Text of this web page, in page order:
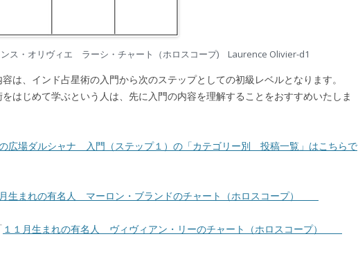
ンス・オリヴィエ ラーシ・チャート（ホロスコープ) Laurence Olivier-d1
は、インド占星術の入門から次のステップとしての初級レベルとなります。
じめて学ぶという人は、先に入門の内容を理解することをおすすめいたしま
広場ダルシャナ 入門（ステップ１）の「カテゴリー別 投稿一覧」はこちらで
生まれの有名人 マーロン・ブランドのチャート（ホロスコープ）
１１月生まれの有名人 ヴィヴィアン・リーのチャート（ホロスコープ）